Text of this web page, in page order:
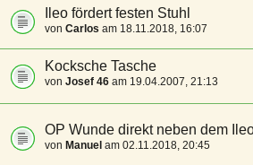
Ileo fördert festen Stuhl
von Carlos am 18.11.2018, 16:07
Kocksche Tasche
von Josef 46 am 19.04.2007, 21:13
OP Wunde direkt neben dem
von Manuel am 02.11.2018, 20:45